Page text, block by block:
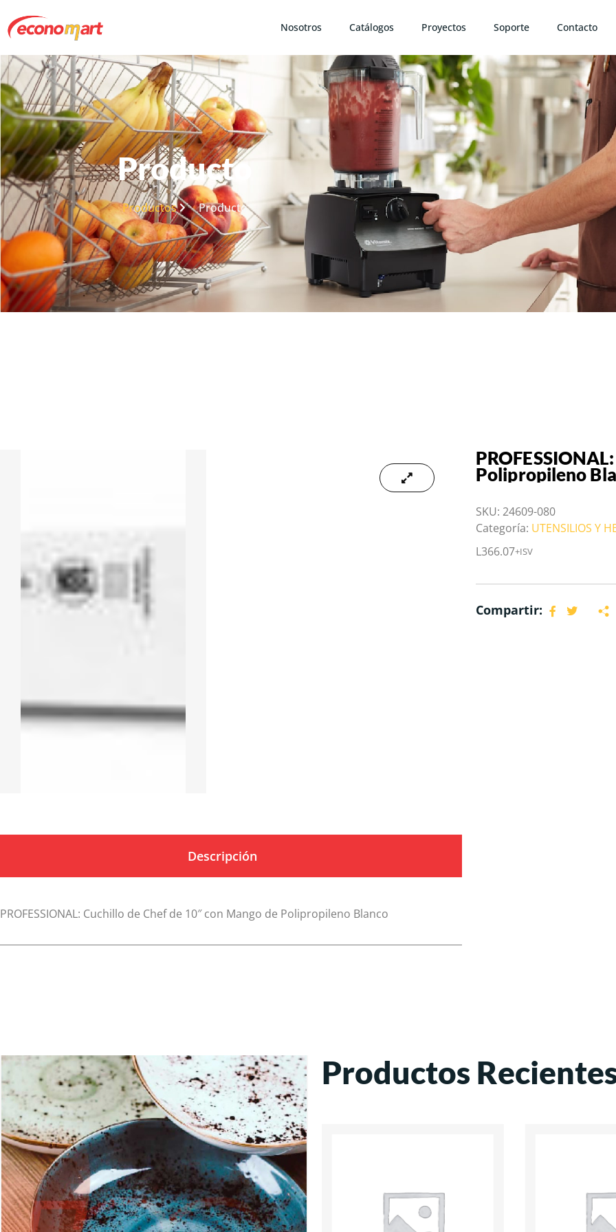
Nosotros Catálogos Proyectos Soporte Contacto
Producto
Productos Producto
Polipropileno
SKU: 24609-080
Categoría: UTENSILIOS Y
L366.07+ISV
Compartir:
Descripción
PROFESSIONAL: Cuchillo de Chef de 10″ con Mango de Polipropileno Blanco
Productos